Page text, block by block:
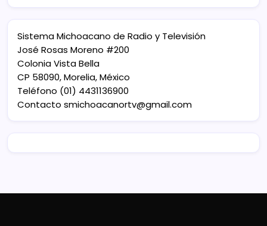
Sistema Michoacano de Radio y Televisión
José Rosas Moreno #200
Colonia Vista Bella
CP 58090, Morelia, México
Teléfono (01) 4431136900
Contacto smichoacanortv@gmail.com